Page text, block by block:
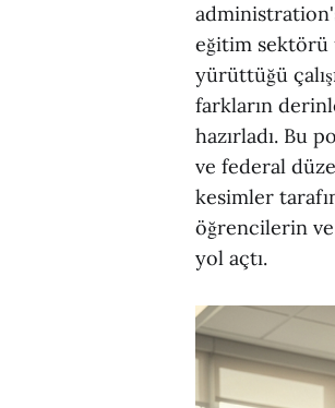
eğitim sektörü
yürüttüğü
farkların
hazırladı. Bu
ve federal
kesimler
öğrencilerin
yol açtı.